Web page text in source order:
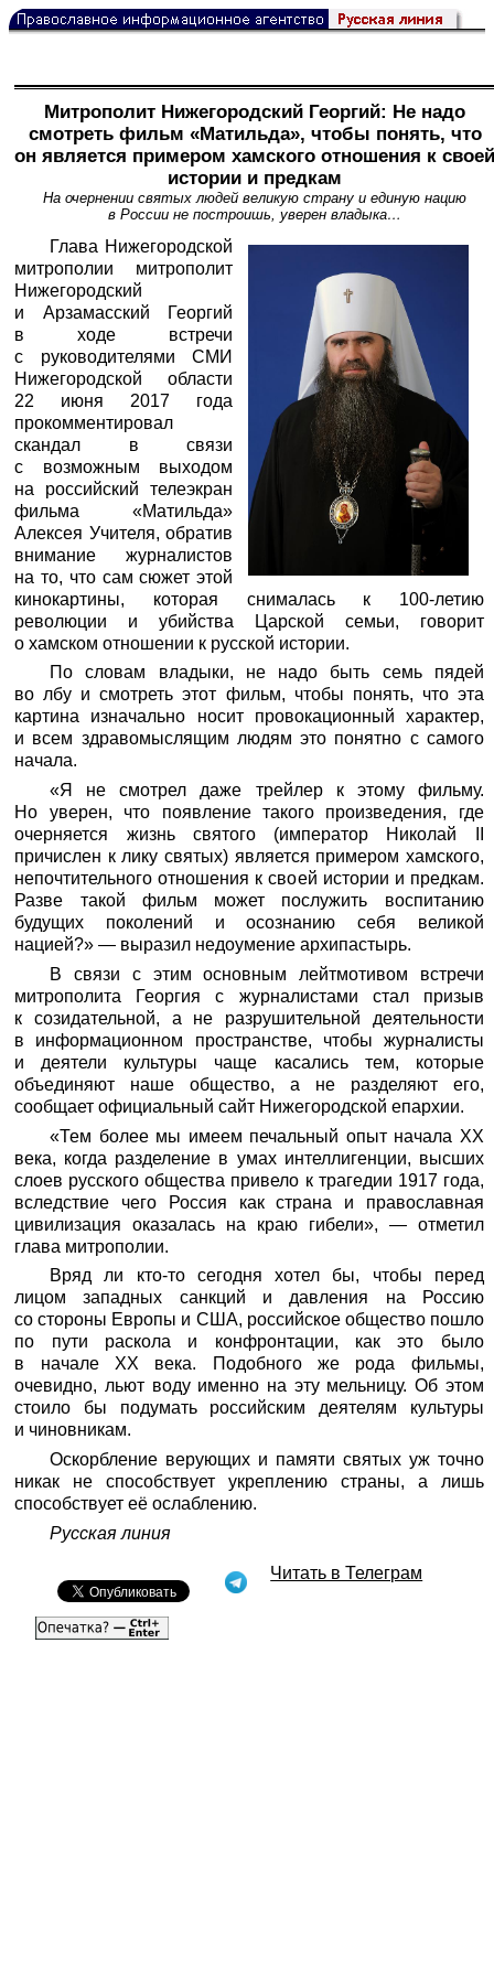
Митрополит Нижегородский Георгий: Не надо
смотреть фильм «Матильда», чтобы понять, что
он является примером хамского отношения к своей
истории и предкам
На очернении святых людей великую страну и единую нацию
в России не построишь, уверен владыка…
Глава Нижегородской
митрополии митрополит
Нижегородский
и Арзамасский Георгий
в ходе встречи
с руководителями СМИ
Нижегородской области
22 июня 2017 года
прокомментировал
скандал в связи
с возможным выходом
на российский телеэкран
фильма «Матильда»
Алексея Учителя, обратив
внимание журналистов
на то, что сам сюжет этой
кинокартины, которая снималась к 100-летию
революции и убийства Царской семьи, говорит
о хамском отношении к русской истории.
По словам владыки, не надо быть семь пядей
во лбу и смотреть этот фильм, чтобы понять, что эта
картина изначально носит провокационный характер,
и всем здравомыслящим людям это понятно с самого
начала.
«Я не смотрел даже трейлер к этому фильму.
Но уверен, что появление такого произведения, где
очерняется жизнь святого (император Николай II
причислен к лику святых) является примером хамского,
непочтительного отношения к своей истории и предкам.
Разве такой фильм может послужить воспитанию
будущих поколений и осознанию себя великой
нацией?» — выразил недоумение архипастырь.
В связи с этим основным лейтмотивом встречи
митрополита Георгия с журналистами стал призыв
к созидательной, а не разрушительной деятельности
в информационном пространстве, чтобы журналисты
и деятели культуры чаще касались тем, которые
объединяют наше общество, а не разделяют его,
сообщает официальныйсайт Нижегородской епархии.
«Тем более мы имеем печальный опыт начала ХХ
века, когда разделение в умах интеллигенции, высших
слоев русского общества привело к трагедии 1917 года,
вследствие чего Россия как страна и православная
цивилизация оказалась на краю гибели», — отметил
глава митрополии.
Вряд ли кто-то сегодня хотел бы, чтобы перед
лицом западных санкций и давления на Россию
со стороны Европы и США, российское общество пошло
по пути раскола и конфронтации, как это было
в начале XX века. Подобного же рода фильмы,
очевидно, льют воду именно на эту мельницу. Об этом
стоило бы подумать российским деятелям культуры
и чиновникам.
Оскорбление верующих и памяти святых уж точно
никак не способствует укреплению страны, а лишь
способствует её ослаблению.
Русская линия
Читать в Телеграм